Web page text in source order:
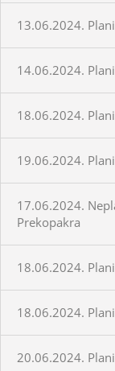
13.06.2024.
14.06.2024.
18.06.2024.
19.06.2024.
17.06.2024.
Prekopakra
18.06.2024.
18.06.2024.
20.06.2024.